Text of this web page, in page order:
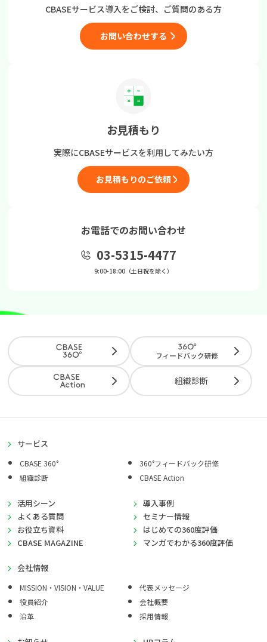
CBASEサービス導入をご検討、 ご質問のある方
お問い合わせする
お見積もり
実際にCBASEサービスを利用してみたい方
お見積もりのご依頼
お電話でのお問い合わせ
03-5315-4477
9:00-18:00（土日祝を除く）
組織診断
サービス
CBASE 360°
360°フィードバック研修
組織診断
CBASE Action
活用シーン
導入事例
よくある質問
セミナー情報
お役立ち資料
はじめての360度評価
CBASE MAGAZINE
マンガでわかる360度評価
会社情報
MISSION・VISION・VALUE
代表メッセージ
役員紹介
会社概要
沿革
採用情報